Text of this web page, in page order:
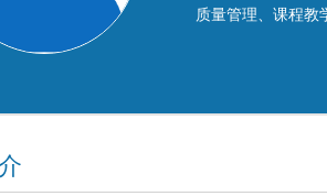
质量管理、课程教